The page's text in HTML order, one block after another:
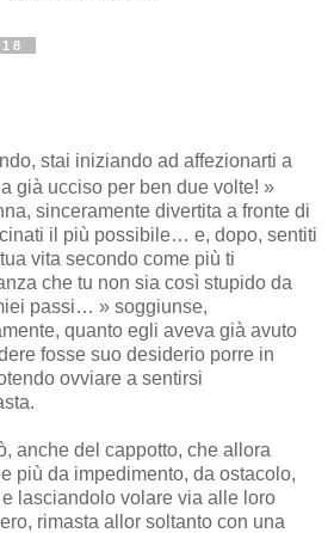
stai iniziando ad affezionarti a
già ucciso per ben due volte! »
sinceramente divertita a fronte di
il più possibile… e, dopo, sentiti
vita secondo come più ti
che tu non sia così stupido da
passi… » soggiunse,
quanto egli aveva già avuto
fosse suo desiderio porre in
ovviare a sentirsi
anche del cappotto, che allora
più da impedimento, da ostacolo,
lasciandolo volare via alle loro
rimasta allor soltanto con una